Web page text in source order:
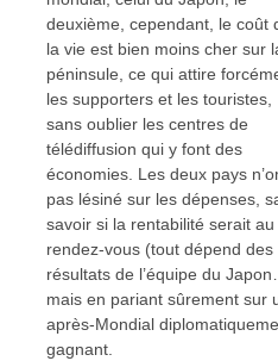
deuxième, cependant, le coût
la vie est bien moins cher sur
péninsule, ce qui attire
les supporters et les touristes,
sans oublier les centres de
télédiffusion qui y font des
économies. Les deux pays
pas lésiné sur les dépenses,
savoir si la rentabilité serait au
rendez-vous (tout dépend des
résultats de l’équipe du
mais en pariant sûrement sur
après-Mondial
gagnant.